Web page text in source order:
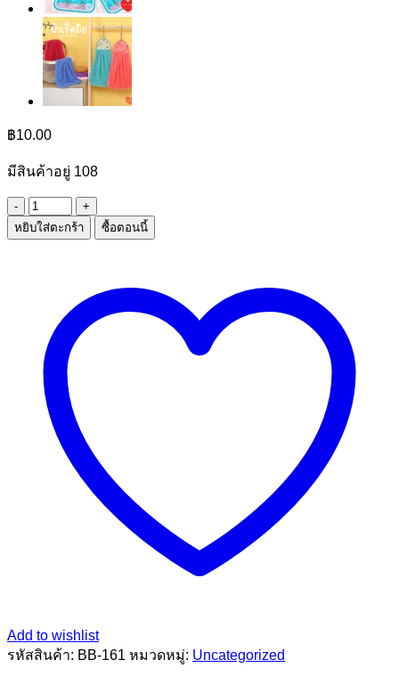
฿10.00
มีสินค้าอยู่ 108
จำนวน
ตะเกียบ
หยิบใส่ตะกร้า ซื้อตอนนี้
Add to wishlist
รหัสสินค้า: BB-161 หมวดหมู่: Uncategorized